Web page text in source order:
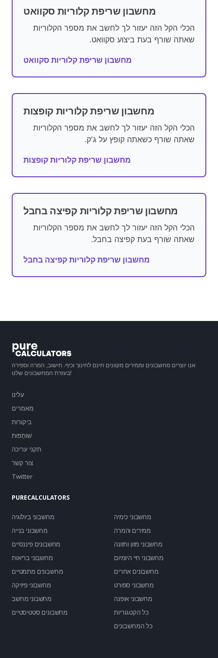
מחשבון שריפת קלוריות סקוואט
הכלי הקל הזה יעזור לך לחשב את מספר הקלוריות
שאתה שורף בעת ביצוע סקוואט.
מחשבון שריפת קלוריות סקוואט
מחשבון שריפת קלוריות קופצות
הכלי הקל הזה יעזור לך לחשב את מספר הקלוריות
שאתה שורף כשאתה קופץ על ג'ק.
מחשבון שריפת קלוריות קופצות
מחשבון שריפת קלוריות קפיצה בחבל
הכלי הקל הזה יעזור לך לחשב את מספר הקלוריות
שאתה שורף בעת קפיצה בחבל.
מחשבון שריפת קלוריות קפיצה בחבל
אנו יוצרים מחשבונים וממירים מקוונים חינם לחינוך וכיף. חישוב, המרה וספירה
בעזרת המחשבונים שלנו!
עלינו
מאמרים
ביקורות
שׁוּתָפוּת
תקני עריכה
צור קשר
Twitter
PURECALCULATORS
מחשבוני ביולוגיה
מחשבוני כימיה
מחשבוני בנייה
ממירים והמרה
מחשבונים פיננסיים
מחשבוני מזון ותזונה
מחשבוני בריאות
מחשבוני חיי היומיום
מחשבונים מתמטיים
מחשבונים אחרים
מחשבוני פיזיקה
מחשבוני ספורט
מחשבוני מחשב
מחשבוני אופנה
מחשבונים סטטיסטיים
כל הקטגוריות
כל המחשבונים